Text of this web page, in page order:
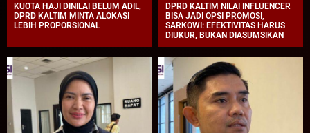
KUOTA HAJI DINILAI BELUM ADIL,
DPRD KALTIM MINTA ALOKASI
LEBIH PROPORSIONAL
DPRD KALTIM NILAI INFLUENCER
BISA JADI OPSI PROMOSI,
SARKOWI: EFEKTIVITAS HARUS
DIUKUR, BUKAN DIASUMSIKAN